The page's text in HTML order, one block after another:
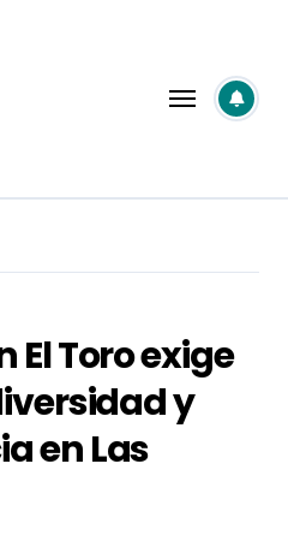
El Toro exige
y
en Las